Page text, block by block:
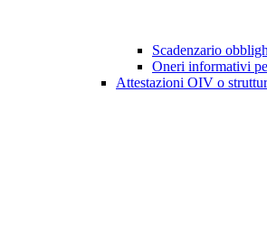
Scadenzario
Oneri informativi
Attestazioni OIV o